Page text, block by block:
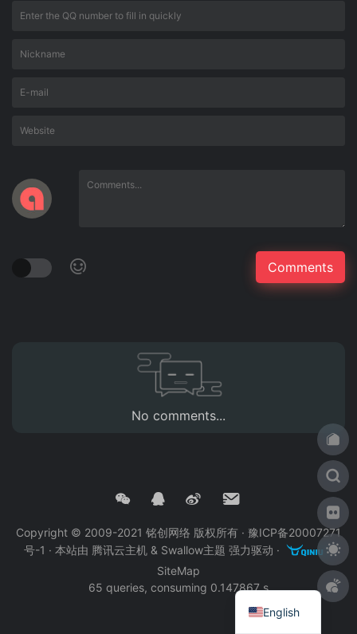
No comments...
Copyright © 2009-2021 铭创网络 版权所有 · 豫ICP备20007271
号-1 · 本站由 腾讯云主机 & Swallow主题 强力驱动 ·
·
SiteMap
65 queries, consuming 0.147867 s
English